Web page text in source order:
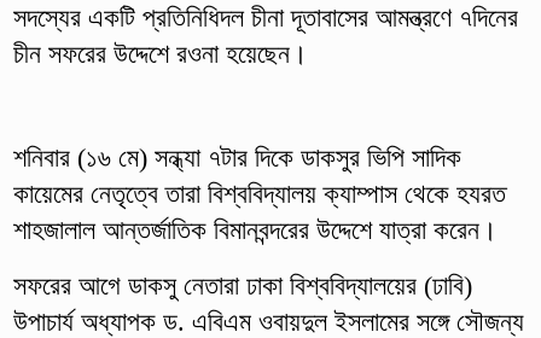
সদস্যের একটি প্রতিনিধিদল চীনা দূতাবাসের আমন্ত্রণে ৭দিনের
চীন সফরের উদ্দেশে রওনা হয়েছেন।
শনিবার (১৬ মে) সন্ধ্যা ৭টার দিকে ডাকসুর ভিপি সাদিক
কায়েমের নেতৃত্বে তারা বিশ্ববিদ্যালয় ক্যাম্পাস থেকে হযরত
শাহজালাল আন্তর্জাতিক বিমানবন্দরের উদ্দেশে যাত্রা করেন।
সফরের আগে ডাকসু নেতারা ঢাকা বিশ্ববিদ্যালয়ের (ঢাবি)
উপাচার্য অধ্যাপক ড. এবিএম ওবায়দুল ইসলামের সঙ্গে সৌজন্য